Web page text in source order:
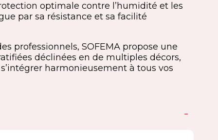
optimale contre l’humidité et les
par sa résistance et sa facilité
professionnels, SOFEMA propose une
déclinées en de multiples décors,
harmonieusement à tous vos